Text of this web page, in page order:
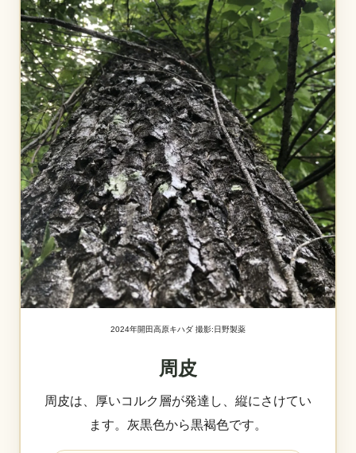
2024年開田高原キハダ 撮影:日野製薬
周皮
周皮は、厚いコルク層が発達し、縦にさけてい
ます。灰黒色から黒褐色です。